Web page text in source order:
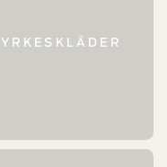
YRKES­KLÄDER